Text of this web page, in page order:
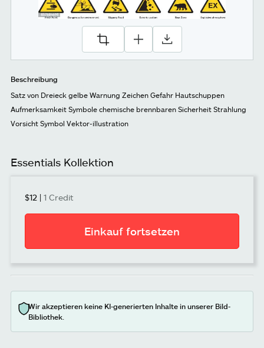
Beschreibung
Satz von Dreieck gelbe Warnung Zeichen Gefahr Hautschuppen
Aufmerksamkeit Symbole chemische brennbaren Sicherheit Strahlung
Vorsicht Symbol Vektor-illustration
Essentials Kollektion
$12 1 Credit
Einkauf fortsetzen
Wir akzeptieren keine KI-generierten Inhalte in unserer Bild-
Bibliothek.